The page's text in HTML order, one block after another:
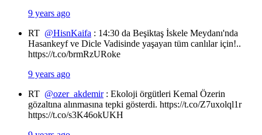
9 years ago
RT @HisnKaifa : 14:30 da Beşiktaş İskele Meydanı'nda
Hasankeyf ve Dicle Vadisinde yaşayan tüm canlılar için!..
https://t.co/brmRzURoke
9 years ago
RT @ozer_akdemir: Ekoloji örgütleri Kemal Özerin
gözaltına alınmasına tepki gösterdi. https://t.co/Z7uxolql1r
https://t.co/s3K46okUKH